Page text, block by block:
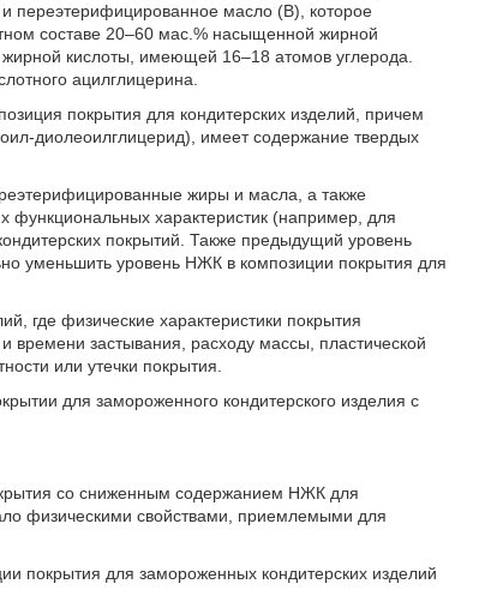
переэтерифицированное масло (B), которое
составе 20–60 мас.% насыщенной жирной
кислоты, имеющей 16–18 атомов углерода.
ацилглицерина.
покрытия для кондитерских изделий, причем
диолеоилглицерид), имеет содержание твердых
жиры и масла, а также
функциональных характеристик (например, для
покрытий. Также предыдущий уровень
уменьшить уровень НЖК в композиции покрытия для
где физические характеристики покрытия
времени застывания, расходу массы, пластической
или утечки покрытия.
для замороженного кондитерского изделия с
со сниженным содержанием НЖК для
физическими свойствами, приемлемыми для
покрытия для замороженных кондитерских изделий